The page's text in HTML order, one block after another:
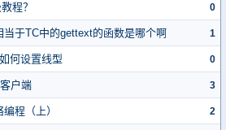
程？ 0
于TC中的gettext的函数是哪个啊 1
何设置线型 0
户端 3
程（上） 2